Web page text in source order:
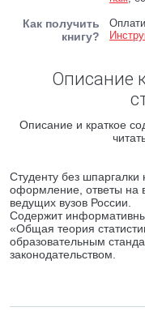
Как получить
книгу?
Описание
Описание и краткое
Студенту без
оформление, ответы на
ведущих вузов России.
Содержит
«Общая теория
образовательным
законодательством.